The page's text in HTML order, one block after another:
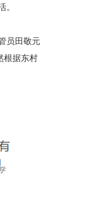
。
员田敬元
根据东村